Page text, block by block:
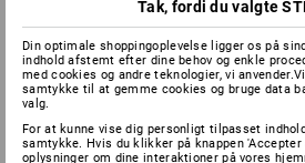
Tak, fordi du valgte
Din optimale shoppingoplevelse ligger os på
indhold afstemt efter dine behov og enkle
med cookies og andre teknologier, vi
samtykke til at gemme cookies og bruge data
valg.
For at kunne vise dig personligt tilpasset
samtykke. Hvis du klikker på knappen
oplysninger om dine interaktioner på vores